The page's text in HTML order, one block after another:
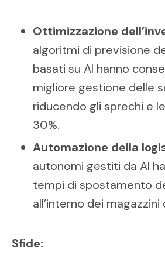
Ottimizzazione
algoritmi di previsione
basati su AI hanno
migliore gestione delle
riducendo gli sprechi e
30%.
Automazione della
autonomi gestiti da AI
tempi di spostamento
all’interno dei magazzini
Sfide: